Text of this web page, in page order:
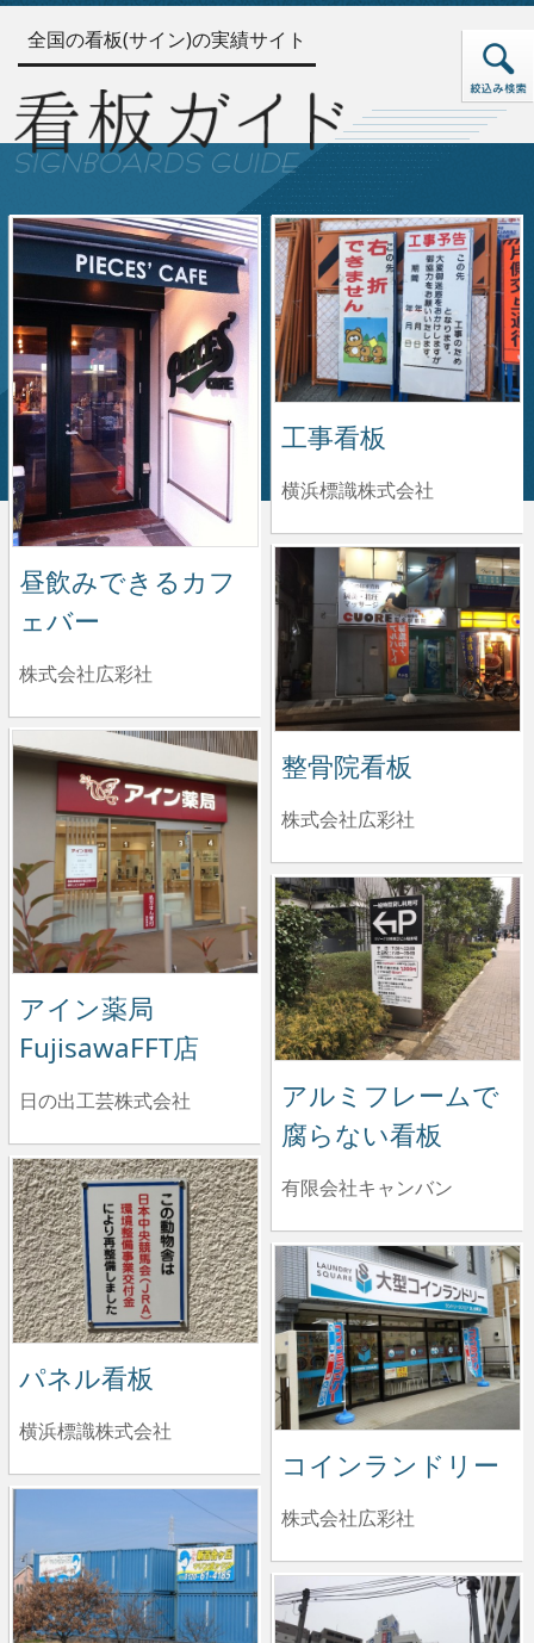
全国の看板(サイン)の実績サイト
昼飲みできるカフ
ェバー
株式会社広彩社
工事看板
横浜標識株式会社
整骨院看板
株式会社広彩社
アイン薬局
FujisawaFFT店
日の出工芸株式会社
アルミフレームで
腐らない看板
有限会社キャンバン
パネル看板
横浜標識株式会社
コインランドリー
株式会社広彩社